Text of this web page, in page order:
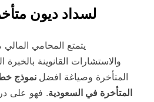
لسداد ديون
يتمتع المحامي
والاستشارات القانوينة
المتأخرة وصياغة افضل نموذج
المتأخرة في السعودية. فهو على